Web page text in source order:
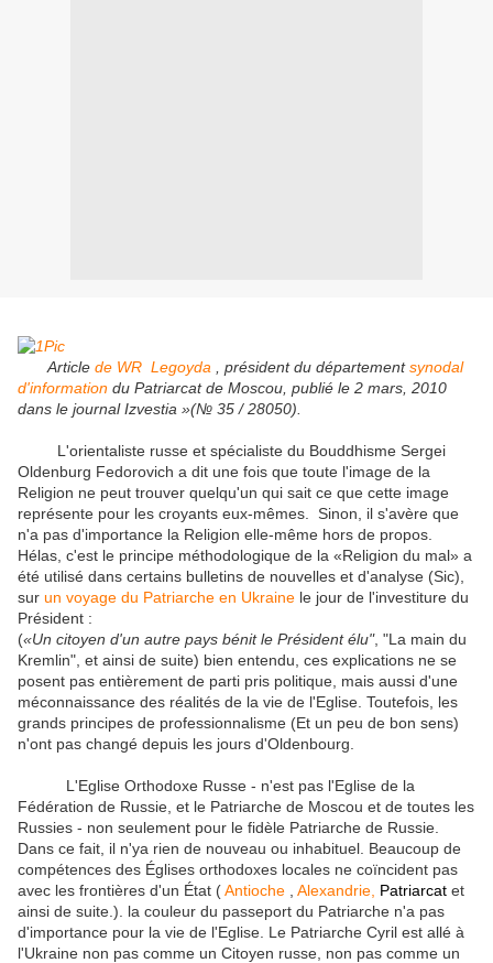
Article de WR Legoyda , président du départementsynodal
d'information du Patriarcat de Moscou, publié le 2 mars, 2010
dans le journal Izvestia »(№ 35 / 28050).
L'orientaliste russe et spécialiste du Bouddhisme Sergei
Oldenburg Fedorovich a dit une fois que toute l'image de la
Religion ne peut trouver quelqu'un qui sait ce que cette image
représente pour les croyants eux-mêmes.
Sinon, il s'avère que
n'a pas d'importance la Religion elle-même hors de propos.
Hélas, c'est le principe méthodologique de la «Religion du mal» a
été utilisé dans certains bulletins de nouvelles et d'analyse (Sic),
sur un voyage du Patriarche en Ukraine le jour de l'investiture du
Président :
(«Un citoyen d'un autre pays bénit le Président élu", "La main du
Kremlin", et ainsi de suite) bien entendu, ces explications ne se
posent pas entièrement de parti pris politique, mais aussi d'une
méconnaissance des réalités de la vie de l'Eglise. Toutefois, les
grands principes de professionnalisme (Et un peu de bon sens)
n'ont pas changé depuis les jours d'Oldenbourg.
L'Eglise Orthodoxe Russe - n'est pas l'Eglise de la
Fédération de Russie, et le Patriarche de Moscou et de toutes les
Russies - non seulement pour le fidèle Patriarche de Russie.
Dans ce fait, il n'ya rien de nouveau ou inhabituel. Beaucoup de
compétences des Églises orthodoxes locales ne coïncident pas
avec les frontières d'un État (Antioche Alexandrie, Patriarcat et
ainsi de suite.).
la couleur du passeport du Patriarche n'a pas
d'importance pour la vie de l'Eglise. Le Patriarche Cyril est allé à
l'Ukraine non pas comme un Citoyen russe, non pas comme un